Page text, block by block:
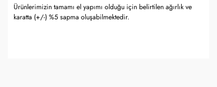
Ürünlerimizin tamamı el yapımı olduğu için belirtilen ağırlık ve
karatta (+/-) %5 sapma oluşabilmektedir.